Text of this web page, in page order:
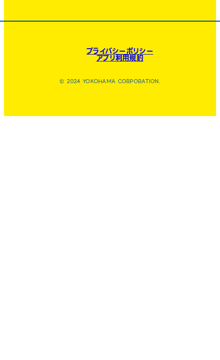
プライバシーポリシー
アプリ利用規約
© 2024 YOKOHAMA CORPORATION.